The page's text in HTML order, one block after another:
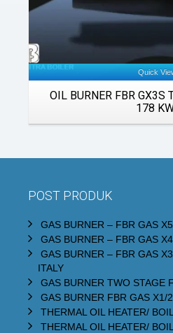
Quick
OIL BURNER FBR GX3S
178
POST PRODUK
GAS BURNER – FBR GAS
GAS BURNER – FBR GAS
GAS BURNER – FBR GAS
ITALY
GAS BURNER TWO STAGE
GAS BURNER FBR GAS X1/
THERMAL OIL HEATER/
THERMAL OIL HEATER/